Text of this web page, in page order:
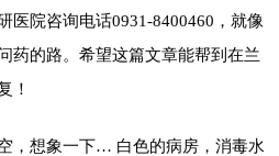
医院咨询电话0931-8400460，就像
药的路。希望这篇文章能帮到在兰
！
，想象一下… 白色的病房，消毒水